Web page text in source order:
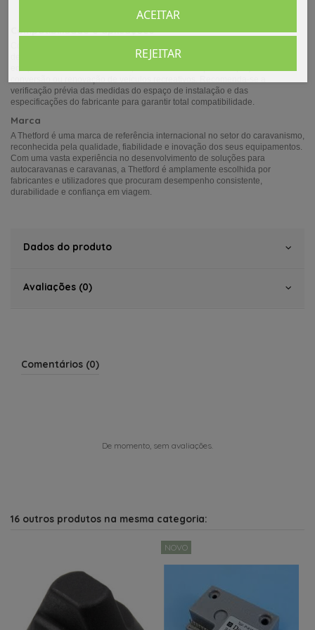
Compatibilidade e aplicações
de frigoríficos de encastrar. Adequado tanto para substituição de
verificação prévia das medidas do espaço de instalação e das
especificações do fabricante para garantir total compatibilidade.
Marca
AThetford é uma marca de referência internacional no setor do caravanismo,
reconhecida pela qualidade, fiabilidade e inovação dos seus equipamentos.
Com uma vasta experiência no desenvolvimento de soluções para
autocaravanas e caravanas, a Thetford é amplamente escolhida por
fabricantes e utilizadores que procuram desempenho consistente,
durabilidade e confiança em viagem.
Dados do produto
Avaliações (0)
Comentários (0)
De momento, sem avaliações.
16 outros produtos na mesma categoria:
NOVO
REJEITAR
ACEITAR